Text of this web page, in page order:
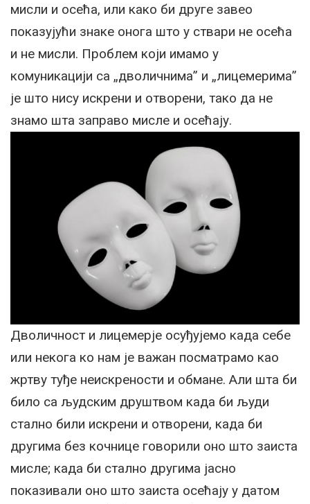
мисли и осећа, или како би друге завео
показујући знаке онога што у ствари не осећа
и не мисли. Проблем који имамо у
комуникацији са „дволичнима” и „лицемерима”
је што нису искрени и отворени, тако да не
знамо шта заправо мисле и осећају.
Дволичност и лицемерје осуђујемо када себе
или некога ко нам је важан посматрамо као
жртву туђе неискрености и обмане. Али шта би
било са људским друштвом када би људи
стално били искрени и отворени, када би
другима без кочнице говорили оно што заиста
мисле; када би стално другима јасно
показивали оно што заиста осећају у датом